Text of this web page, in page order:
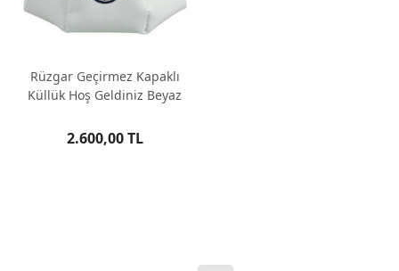
Rüzgar Geçirmez Kapaklı
Küllük Hoş Geldiniz Beyaz
2.600,00 TL